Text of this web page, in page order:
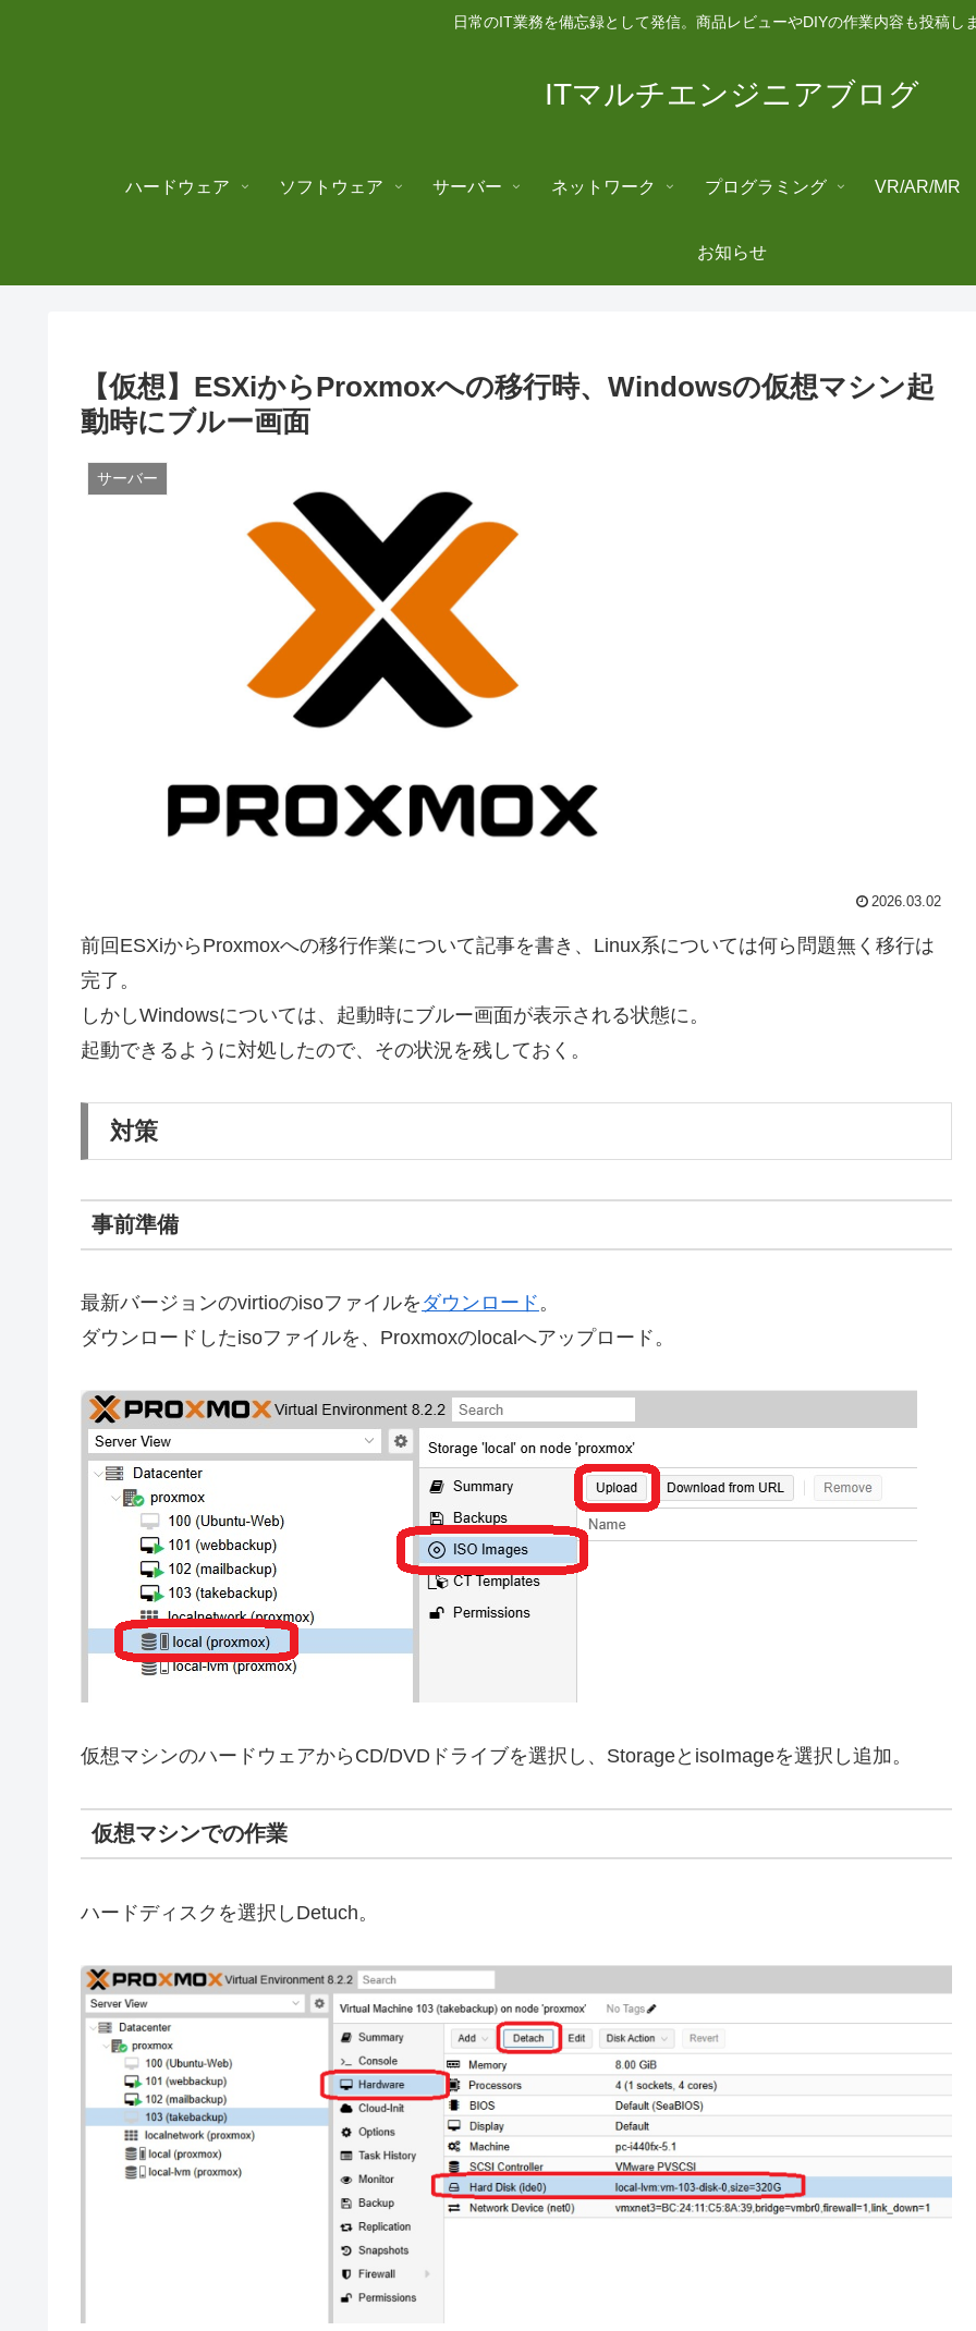
日常のIT業務を備忘録として発信。商品レビューやDIYの作業内容も投稿し
ITマルチエンジニアブログ
ハードウェア ソフトウェア サーバー ネットワーク プログラミング VR/AR/MR
お知らせ
【仮想】ESXiからProxmoxへの移行時、Windowsの仮想マシン起
動時にブルー画面
サーバー
2026.03.02
前回ESXiからProxmoxへの移行作業について記事を書き、Linux系については何ら問題無く移行は
完了。
しかしWindowsについては、起動時にブルー画面が表示される状態に。
起動できるように対処したので、その状況を残しておく。
対策
事前準備
最新バージョンのvirtioのisoファイルを ダウンロード 。
ダウンロードしたisoファイルを、Proxmoxのlocalへアップロード。
仮想マシンのハードウェアからCD/DVDドライブを選択し、StorageとisoImageを選択し追加。
仮想マシンでの作業
ハードディスクを選択しDetuch。